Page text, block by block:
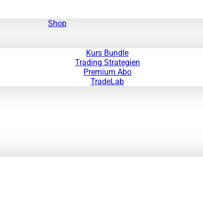
Shop
Kurs Bundle
Trading Strategien
Premium Abo
TradeLab